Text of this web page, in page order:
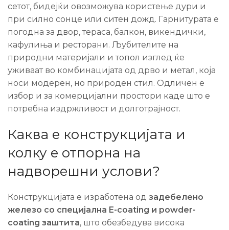
сетот, бидејќи овозможува користење дури и
при силно сонце или ситен дожд. Гарнитурата е
погодна за двор, тераса, балкон, викендички,
кафулиња и ресторани. Љубителите на
природни материјали и топол изглед ќе
уживаат во комбинацијата од дрво и метал, која
носи модерен, но природен стил. Одличен е
избор и за комерцијални простори каде што е
потребна издржливост и долготрајност.
Каква е конструкцијата и
колку е отпорна на
надворешни услови?
Конструкцијата е изработена од задебелено
железо со специјална E-coating и powder-
coating заштита, што обезбедува висока